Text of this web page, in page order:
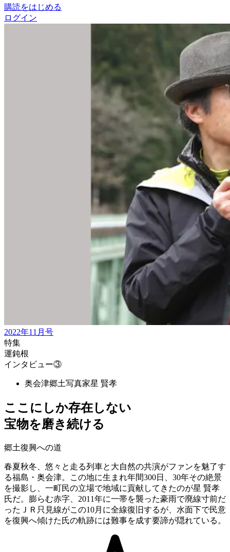
購読をはじめる
ログイン
2022年11月号
特集
運鈍根
インタビュー③
奥会津郷土写真家星 賢孝
ここにしか存在しない
宝物を磨き続ける
郷土復興への道
春夏秋冬、悠々と走る列車と大自然の共演がファンを魅了す
る福島・奥会津。この地に生まれ年間300日、30年その絶景
を撮影し、一町民の立場で地域に貢献してきたのが星 賢孝
氏だ。膨らむ赤字、2011年に一帯を襲った豪雨で廃線寸前だ
ったＪＲ只見線がこの10月に全線復旧するが、水面下で民意
を復興へ傾けた氏の軌跡には難事を成す要諦が隠れている。